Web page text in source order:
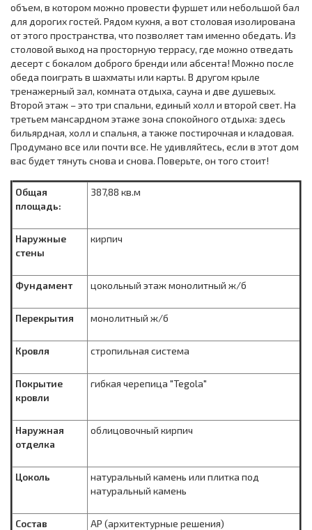
объем, в котором можно провести фуршет или небольшой бал
для дорогих гостей. Рядом кухня, а вот столовая изолирована
от этого пространства, что позволяет там именно обедать. Из
столовой выход на просторную террасу, где можно отведать
десерт с бокалом доброго бренди или абсента! Можно после
обеда поиграть в шахматы или карты. В другом крыле
тренажерный зал, комната отдыха, сауна и две душевых.
Второй этаж – это три спальни, единый холл и второй свет. На
третьем мансардном этаже зона спокойного отдыха: здесь
бильярдная, холл и спальня, а также постирочная и кладовая.
Продумано все или почти все. Не удивляйтесь, если в этот дом
вас будет тянуть снова и снова. Поверьте, он того стоит!
Общая
площадь:
387,88 кв.м
Наружные
стены
кирпич
Фундамент цокольный этаж монолитный ж/б
Перекрытия монолитный ж/б
Кровля стропильная система
Покрытие
кровли
гибкая черепица "Tegola"
Наружная
отделка
облицовочный кирпич
Цоколь
натуральный камень или плитка под
натуральный камень
Состав
АР (архитектурные решения)